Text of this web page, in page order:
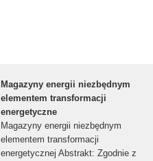
Magazyny energii niezbędnym
elementem transformacji
energetyczne
Magazyny energii niezbędnym
elementem transformacji
energetycznej Abstrakt: Zgodnie z